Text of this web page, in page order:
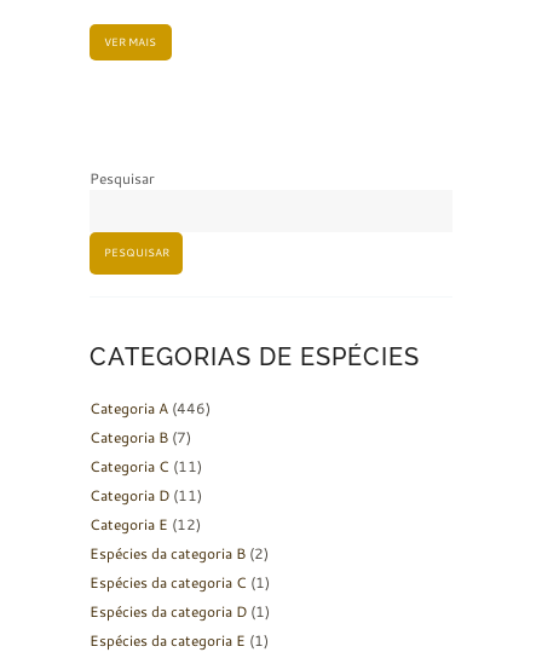
VER MAIS
Pesquisar
PESQUISAR
CATEGORIAS DE ESPÉCIES
Categoria A (446)
Categoria B (7)
Categoria C (11)
Categoria D (11)
Categoria E (12)
Espécies da categoria B (2)
Espécies da categoria C (1)
Espécies da categoria D (1)
Espécies da categoria E (1)